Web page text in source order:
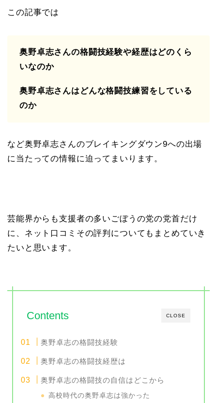
この記事では
奥野卓志さんの格闘技経験や経歴はどのくら
いなのか
奥野卓志さんはどんな格闘技練習をしている
のか
など奥野卓志さんのブレイキングダウン9への出場
に当たっての情報に迫ってまいります。
芸能界からも支援者の多いごぼうの党の党首だけ
に、ネット口コミその評判についてもまとめていき
たいと思います。
CLOSE
Contents
奥野卓志の格闘技経験
奥野卓志の格闘技経歴は
奥野卓志の格闘技の自信はどこから
高校時代の奥野卓志は強かった